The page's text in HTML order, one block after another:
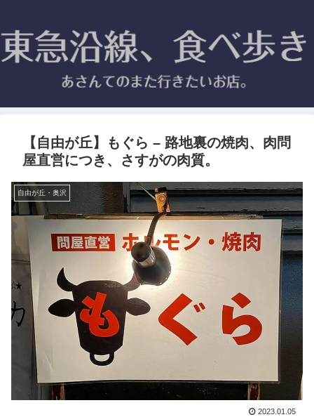
【自由が丘】もぐら – 路地裏の焼肉、肉問
屋直営につき、さすがの肉質。
自由が丘・奥沢
2023.01.05